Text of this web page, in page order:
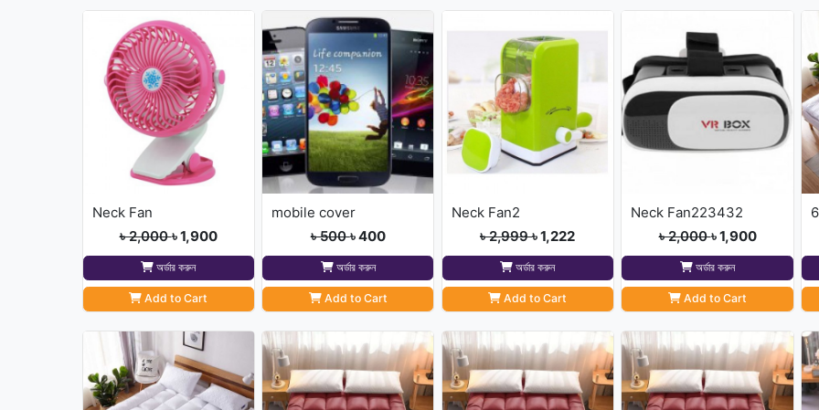
Neck Fan
৳ 2,000৳ 1,900
অর্ডার করুন
Add to Cart
mobile cover
৳ 500৳ 400
অর্ডার করুন
Add to Cart
Neck Fan2
৳ 2,999৳ 1,222
অর্ডার করুন
Add to Cart
Neck Fan223432
৳ 2,000৳ 1,900
অর্ডার করুন
Add to Cart